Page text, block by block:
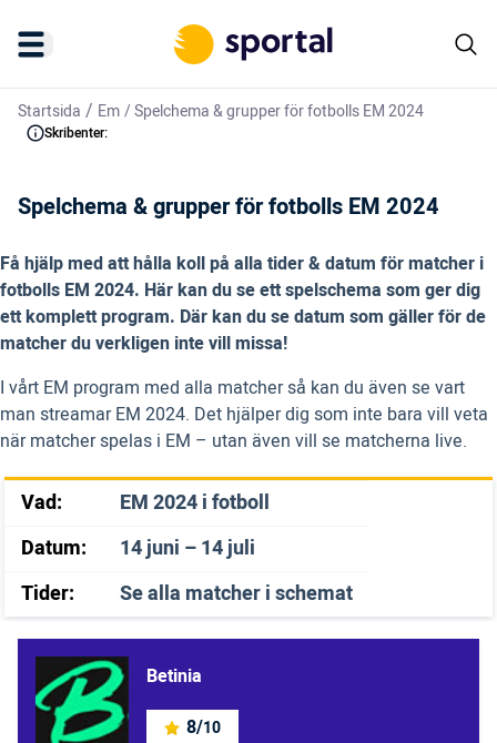
Startsida / Em/Spelchema & grupper för fotbolls EM 2024
Skribenter:
Spelchema & grupper för fotbolls EM 2024
Få hjälp med att hålla koll på alla tider & datum för matcher i
fotbolls EM 2024. Här kan du se ett spelschema som ger dig
ett komplett program. Där kan du se datum som gäller för de
matcher du verkligen inte vill missa!
I vårt EM program med alla matcher så kan du även se vart
man streamar EM 2024. Det hjälper dig som inte bara vill veta
när matcher spelas i EM – utan även vill se matcherna live.
Vad:
EM 2024 i fotboll
Datum:
14 juni – 14 juli
Tider:
Se alla matcher i schemat
Betinia
8/10